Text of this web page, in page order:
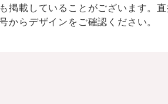
掲載していることがございます。
らデザインをご確認ください。